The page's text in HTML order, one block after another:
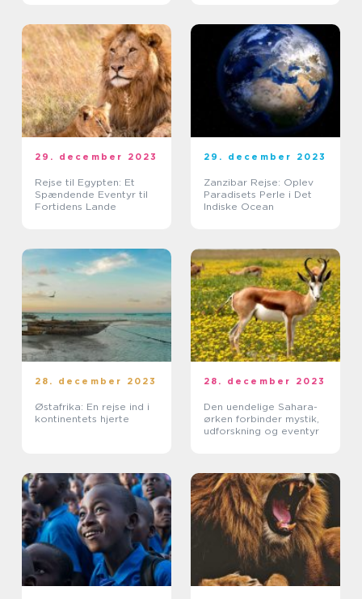
29. december 2023
Rejse til Egypten: Et
Spændende Eventyr til
Fortidens Lande
29. december 2023
Zanzibar Rejse: Oplev
Paradisets Perle i Det
Indiske Ocean
28. december 2023
Østafrika: En rejse ind i
kontinentets hjerte
28. december 2023
Den uendelige Sahara-
ørken forbinder mystik,
udforskning og eventyr